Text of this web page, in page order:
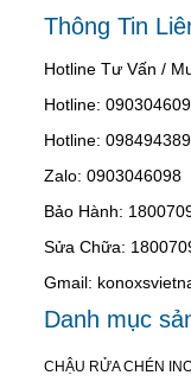
Thông Tin
Hotline Tư Vấn /
Hotline:
Hotline:
Zalo: 0903046098
Bảo Hành:
Sửa Chữa:
Gmail:
Danh mục
CHẬU RỬA CHÉN